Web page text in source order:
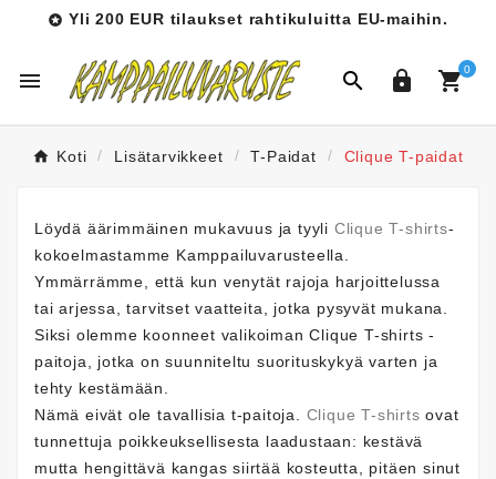
 Yli 200 EUR tilaukset rahtikuluitta EU-maihin.
   0
Koti Lisätarvikkeet T-Paidat Clique T-paidat
Löydä äärimmäinen mukavuus ja tyyli Clique T-shirts-
kokoelmastamme Kamppailuvarusteella.
Ymmärrämme, että kun venytät rajoja harjoittelussa
tai arjessa, tarvitset vaatteita, jotka pysyvät mukana.
Siksi olemme koonneet valikoiman Clique T-shirts -
paitoja, jotka on suunniteltu suorituskykyä varten ja
tehty kestämään.
Nämä eivät ole tavallisia t-paitoja. Clique T-shirts ovat
tunnettuja poikkeuksellisesta laadustaan: kestävä
mutta hengittävä kangas siirtää kosteutta, pitäen sinut